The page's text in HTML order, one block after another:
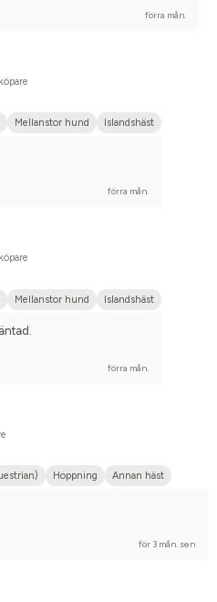
förra mån.
Mellanstor hund Islandshäst
förra mån.
Mellanstor hund Islandshäst
förra mån.
Hoppning
Annan häst
för 3 mån. sen